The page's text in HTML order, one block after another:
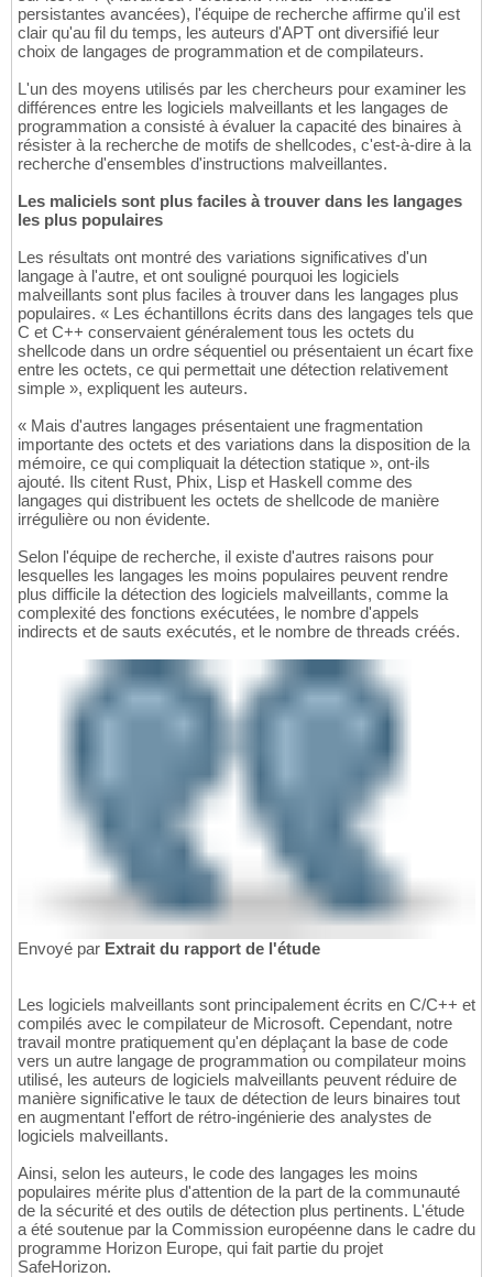
persistantes avancées), l'équipe de recherche affirme qu'il est
clair qu'au fil du temps, les auteurs d'APT ont diversifié leur
choix de langages de programmation et de compilateurs.
L'un des moyens utilisés par les chercheurs pour examiner les
différences entre les logiciels malveillants et les langages de
programmation a consisté à évaluer la capacité des binaires à
résister à la recherche de motifs de shellcodes, c'est-à-dire à la
recherche d'ensembles d'instructions malveillantes.
Les maliciels sont plus faciles à trouver dans les langages
les plus populaires
Les résultats ont montré des variations significatives d'un
langage à l'autre, et ont souligné pourquoi les logiciels
malveillants sont plus faciles à trouver dans les langages plus
populaires. « Les échantillons écrits dans des langages tels que
C et C++ conservaient généralement tous les octets du
shellcode dans un ordre séquentiel ou présentaient un écart fixe
entre les octets, ce qui permettait une détection relativement
simple », expliquent les auteurs.
« Mais d'autres langages présentaient une fragmentation
importante des octets et des variations dans la disposition de la
mémoire, ce qui compliquait la détection statique », ont-ils
ajouté. Ils citent Rust, Phix, Lisp et Haskell comme des
langages qui distribuent les octets de shellcode de manière
irrégulière ou non évidente.
Selon l'équipe de recherche, il existe d'autres raisons pour
lesquelles les langages les moins populaires peuvent rendre
plus difficile la détection des logiciels malveillants, comme la
complexité des fonctions exécutées, le nombre d'appels
indirects et de sauts exécutés, et le nombre de threads créés.
Envoyé par Extrait du rapport de l'étude
Les logiciels malveillants sont principalement écrits en C/C++ et
compilés avec le compilateur de Microsoft. Cependant, notre
travail montre pratiquement qu'en déplaçant la base de code
vers un autre langage de programmation ou compilateur moins
utilisé, les auteurs de logiciels malveillants peuvent réduire de
manière significative le taux de détection de leurs binaires tout
en augmentant l'effort de rétro-ingénierie des analystes de
logiciels malveillants.
Ainsi, selon les auteurs, le code des langages les moins
populaires mérite plus d'attention de la part de la communauté
de la sécurité et des outils de détection plus pertinents. L'étude
a été soutenue par la Commission européenne dans le cadre du
programme Horizon Europe, qui fait partie du projet
SafeHorizon.